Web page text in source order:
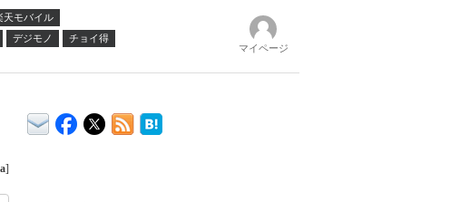
天モバイル
デジモノ
チョイ得
マイページ
]